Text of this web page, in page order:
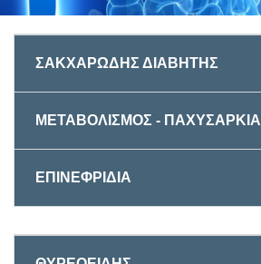
ΣΑΚΧΑΡΩΔΗΣ ΔΙΑΒΗΤΗΣ
ΜΕΤΑΒΟΛΙΣΜΟΣ - ΠΑΧΥΣΑΡΚΙΑ
ΕΠΙΝΕΦΡΙΔΙΑ